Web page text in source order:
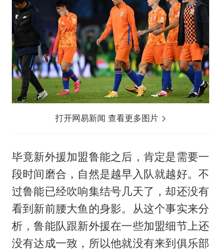
打开网易新闻 查看更多图片
毕竟新外援加盟鲁能之后，肯定是需要一
段时间磨合，自然是越早入队就越好。不
过鲁能已经吹响集结号几天了，却还没有
看到新前腰大鱼的身影。从这个事实来分
析，鲁能队跟新外援在一些加盟细节上还
没有达成一致，所以他就没有来到俱乐部